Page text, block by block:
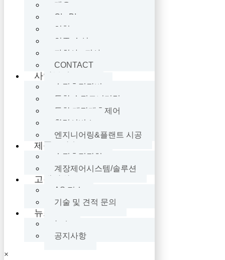
개요
CI · BI
연혁
인증·수상
자회사 · 지사
CONTACT
사업분야
수질측정장비
통합 수질모니터링
통합 계장계측제어
환경서비스
엔지니어링&플랜트 시공
제품 · 기술
수질측정장치
계장제어시스템/솔루션
고객지원
AS 접수
기술 및 견적 문의
뉴스
뉴스
공지사항
×